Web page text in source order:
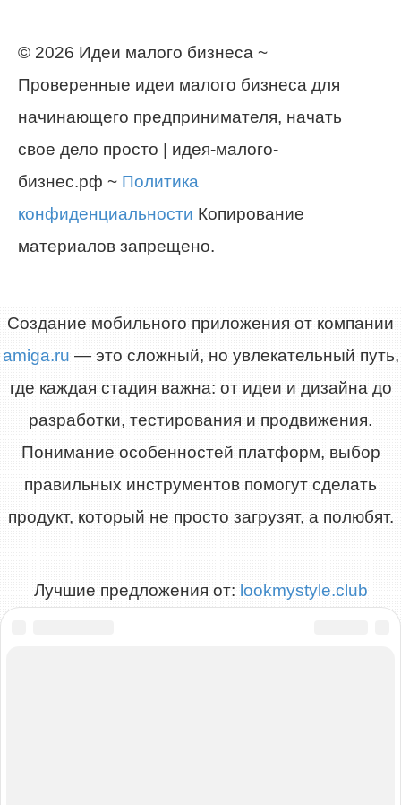
© 2026 Идеи малого бизнеса ~
Проверенные идеи малого бизнеса для
начинающего предпринимателя, начать
свое дело просто | идея-малого-
бизнес.рф ~ Политика
конфиденциальности Копирование
материалов запрещено.
Создание мобильного приложения от компании
amiga.ru — это сложный, но увлекательный путь,
где каждая стадия важна: от идеи и дизайна до
разработки, тестирования и продвижения.
Понимание особенностей платформ, выбор
правильных инструментов помогут сделать
продукт, который не просто загрузят, а полюбят.
Лучшие предложения от: lookmystyle.club